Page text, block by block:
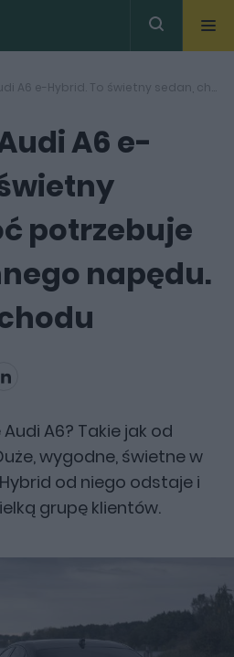
Jeździłem Audi A6 e-Hybrid. To świetny sedan, choć potrzebuje zupełnie innego napędu. Test samochodu
A6 e-
potrzebuje
napędu.
A6? Takie jak od
wygodne, świetne w
od niego odstaje i
grupę klientów.